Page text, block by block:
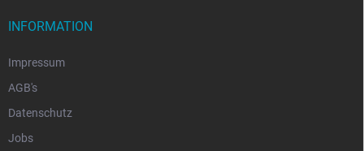
INFORMATION
Impressum
AGB's
Datenschutz
Jobs